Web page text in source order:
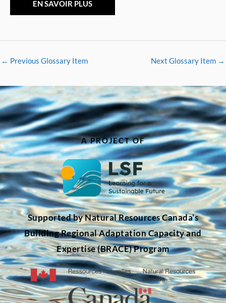
EN SAVOIR PLUS
← Previous Glossary Item Next Glossary Item →
A PROJECT OF
Supported by Natural Resources Canada’s
Building Regional Adaptation Capacity and
Expertise (BRACE) Program